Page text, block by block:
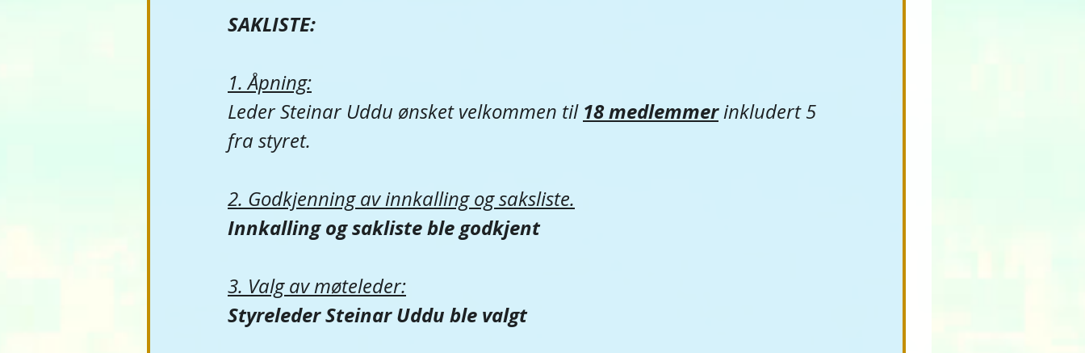
SAKLISTE:
1. Åpning:
​Leder Steinar Uddu ønsket velkommen til 18 medlemmer inkludert 5
fra styret.
2. Godkjenning av innkalling og saksliste.
Innkalling og sakliste ble godkjent
3. Valg av møteleder:
Styreleder Steinar Uddu ble valgt